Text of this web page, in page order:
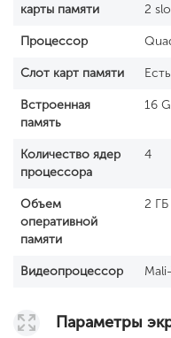
карты памяти
2
Процессор
Слот карт памяти Есть
Встроенная
память
16
Количество ядер
процессора
4
Объем
оперативной
памяти
2 ГБ
Видеопроцессор
Параметры